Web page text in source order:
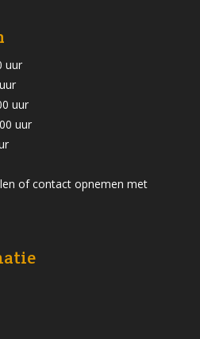
uur
uur
uur
of contact opnemen met